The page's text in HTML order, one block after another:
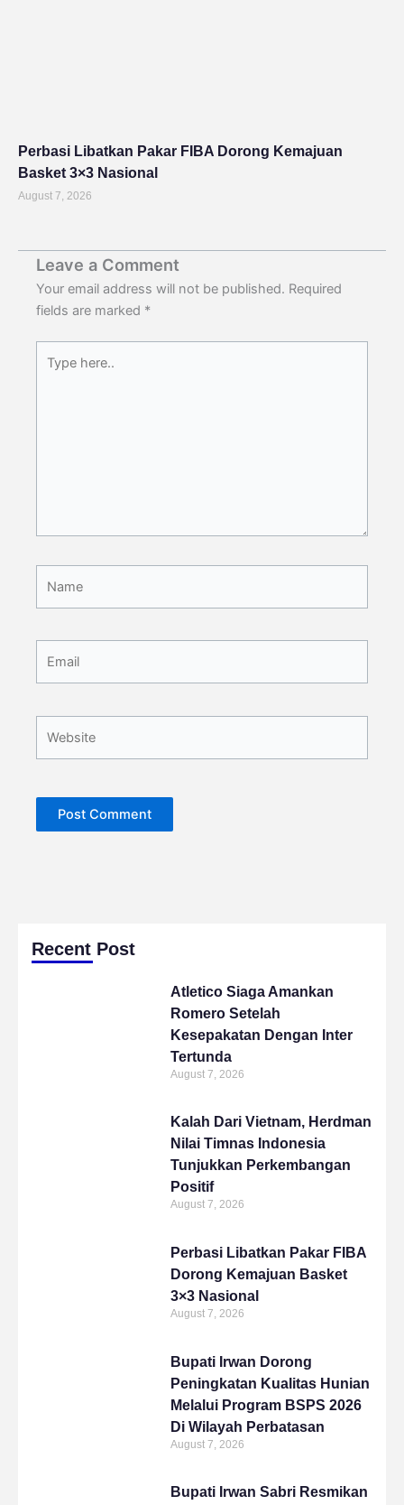
Perbasi Libatkan Pakar FIBA Dorong Kemajuan
Basket 3×3 Nasional
August 7, 2026
Leave a Comment
Your email address will not be published. Required
fields are marked *
here..
Recent Post
Atletico Siaga Amankan
Romero Setelah
Kesepakatan Dengan Inter
Tertunda
August 7, 2026
Kalah Dari Vietnam, Herdman
Nilai Timnas Indonesia
Tunjukkan Perkembangan
Positif
August 7, 2026
Perbasi Libatkan Pakar FIBA
Dorong Kemajuan Basket
3×3 Nasional
August 7, 2026
Bupati Irwan Dorong
Peningkatan Kualitas Hunian
Melalui Program BSPS 2026
Di Wilayah Perbatasan
August 7, 2026
Bupati Irwan Sabri Resmikan